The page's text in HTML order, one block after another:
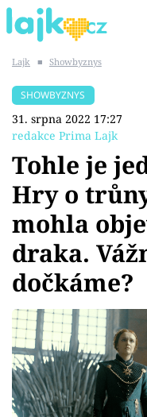
SHOPAHOLICADEL
Témata
Showbyznys
Youtubeři
Virály
Sex a vztahy
Videa
Lajk ■ Showbyznys
SHOWBYZNYS
31. srpna 2022 17:27
redakce Prima Lajk
Tohle je
Hry o
mohla
draka.
dočkáme?